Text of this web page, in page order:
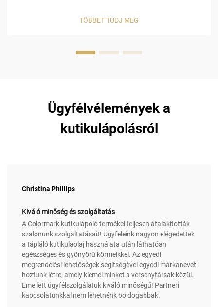
van szükség a körömmodellezéshez. Néhány a
TÖBBET TUDJ MEG
Ügyfélvélemények a
kutikulápolásról
Christina Phillips
Kiváló minőség és szolgáltatás
A Colormark kutikulápoló termékei teljesen átalakították
szalonunk szolgáltatásait! Ügyfeleink nagyon elégedettek
a tápláló kutikulaolaj használata után láthatóan
egészséges és gyönyörű körmeikkel. Az egyedi
megrendelési lehetőségek segítségével egyedi márkanevet
hoztunk létre, amely kiemel minket a versenytársak közül.
Emellett ügyfélszolgálatuk kiváló minőségű! Partneri
kapcsolatunkkal nem lehetnénk boldogabbak.